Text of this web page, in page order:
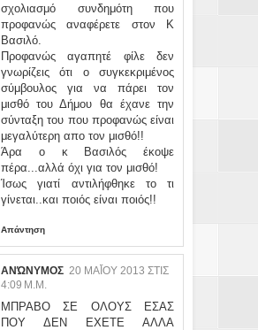
σχολιασμό συνδημότη που
προφανώς αναφέρετε στον Κ
Βασιλό.
Προφανώς αγαπητέ φίλε δεν
γνωρίζεις ότι ο συγκεκριμένος
σύμβουλος για να πάρει τον
μισθό του Δήμου θα έχανε την
σύνταξη του που προφανώς είναι
μεγαλύτερη απο τον μισθό!!
Άρα ο κ Βασιλός έκοψε
πέρα...αλλά όχι για τον μισθό!
Ίσως γιατί αντιλήφθηκε το τι
γίνεται..και ποιός είναι ποιός!!
Απάντηση
ΑΝΏΝΥΜΟΣ 20 ΜΑΪ́ΟΥ 2013 ΣΤΙΣ 4:
09 Μ.Μ.
ΜΠΡΑΒΟ ΣΕ ΟΛΟΥΣ ΕΣΑΣ
ΠΟΥ ΔΕΝ ΕΧΕΤΕ ΑΛΛΑ